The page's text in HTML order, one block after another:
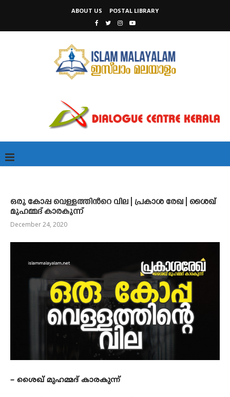
ABOUT US POSTAL LIBRARY
ഒരു കോപ്പ വെള്ളത്തിൻറെ വില | പ്രകാശ രേഖ | ശൈഖ്
മുഹമ്മദ് കാരകുന്ന്
December 24, 2020
– ശൈഖ് മുഹമ്മദ് കാരകുന്ന്